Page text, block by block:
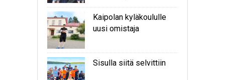
Kaipolan kyläkoululle
uusi omistaja
Sisulla siitä selvittiin